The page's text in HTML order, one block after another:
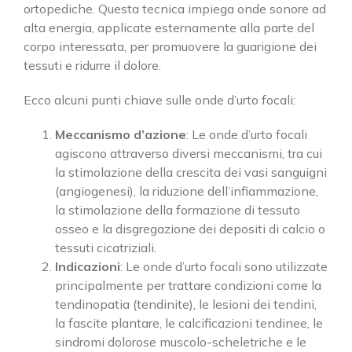
ortopediche. Questa tecnica impiega onde sonore ad
alta energia, applicate esternamente alla parte del
corpo interessata, per promuovere la guarigione dei
tessuti e ridurre il dolore.
Ecco alcuni punti chiave sulle onde d’urto focali:
Meccanismo d’azione: Le onde d’urto focali
agiscono attraverso diversi meccanismi, tra cui
la stimolazione della crescita dei vasi sanguigni
(angiogenesi), la riduzione dell’infiammazione,
la stimolazione della formazione di tessuto
osseo e la disgregazione dei depositi di calcio o
tessuti cicatriziali.
Indicazioni: Le onde d’urto focali sono utilizzate
principalmente per trattare condizioni come la
tendinopatia (tendinite), le lesioni dei tendini,
la fascite plantare, le calcificazioni tendinee, le
sindromi dolorose muscolo-scheletriche e le